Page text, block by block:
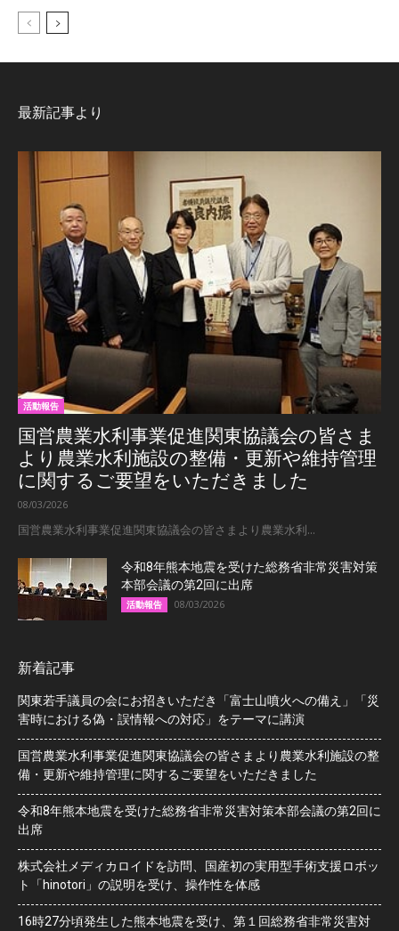
最新記事より
活動報告
国営農業水利事業促進関東協議会の皆さま
より農業水利施設の整備・更新や維持管理
に関するご要望をいただきました
08/03/2026
国営農業水利事業促進関東協議会の皆さまより農業水利...
令和8年熊本地震を受けた総務省非常災害対策
本部会議の第2回に出席
活動報告 08/03/2026
新着記事
関東若手議員の会にお招きいただき「富士山噴火への備え」「災
害時における偽・誤情報への対応」をテーマに講演
国営農業水利事業促進関東協議会の皆さまより農業水利施設の整
備・更新や維持管理に関するご要望をいただきました
令和8年熊本地震を受けた総務省非常災害対策本部会議の第2回に
出席
株式会社メディカロイドを訪問、国産初の実用型手術支援ロボッ
ト「hinotori」の説明を受け、操作性を体感
16時27分頃発生した熊本地震を受け、第１回総務省非常災害対